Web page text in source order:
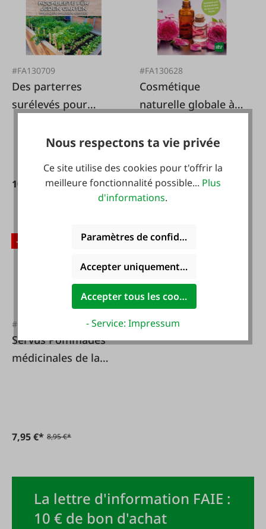
#FA130709
Des parterres
surélevés pour
10,99 €* 14,99 €*
#FA130628
Cosmétique
naturelle globale à
d'herbes
19,99 €* 24,00 €*
-11 %
#FA126431
Servus Pommades
médicinales de la
7,95 €* 8,95 €*
La lettre d'information FAIE :
10 € de bon d'achat
Nous respectons ta vie privée
Ce site utilise des cookies pour t'offrir la
meilleure fonctionnalité possible... Plus
d'informations.
Paramètres de confidentialité
Accepter uniquement les cookies
Accepter tous les cookies
- Service: Impressum